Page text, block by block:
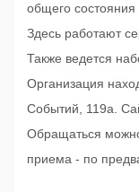
общего состояния
Здесь работают
Также ведется
Организация
Событий, 119а.
Обращаться
приема - по